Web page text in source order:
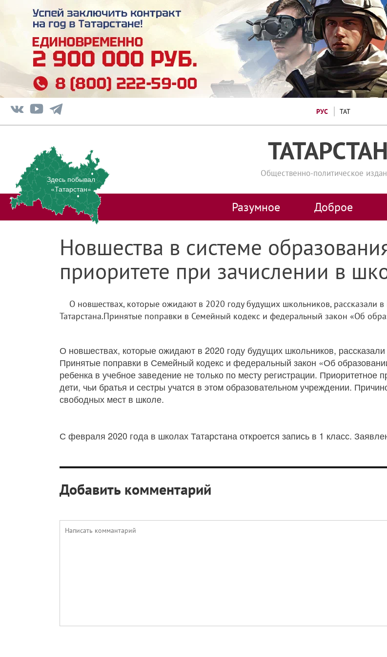
РУС ТАТ
ТАТАРСТАН
Общественно-политическое
Здесь побывал
«Татарстан»
Разумное Доброе
Новшества в системе
приоритете при зачислении в
О новшествах, которые ожидают в 2020 году будущих школьников, рассказали
Татарстана.Принятые поправки в Семейный кодекс и федеральный закон «Об
О новшествах, которые ожидают в 2020 году будущих школьников,
Принятые поправки в Семейный кодекс и федеральный закон «Об
ребенка в учебное заведение не только по месту регистрации. Приоритетное
дети, чьи братья и сестры учатся в этом образовательном учреждении.
свободных мест в школе.
С февраля 2020 года в школах Татарстана откроется запись в 1 класс.
Добавить комментарий